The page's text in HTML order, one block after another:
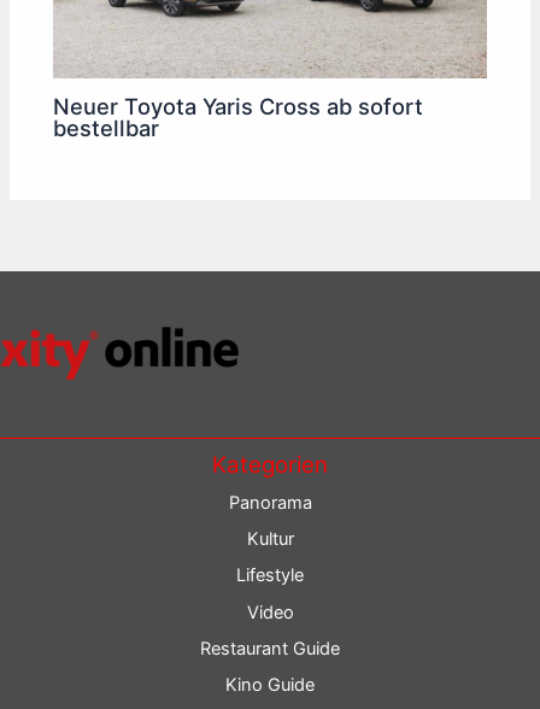
Neuer Toyota Yaris Cross ab sofort
bestellbar
Kategorien
Panorama
Kultur
Lifestyle
Video
Restaurant Guide
Kino Guide